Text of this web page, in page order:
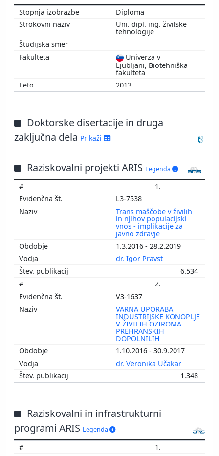
Diploma
Uni. dipl. ing. živilske
tehnologije
Univerza v
Ljubljani, Biotehniška
fakulteta
2013
Doktorske disertacije in druga
zaključna dela Prikaži
Raziskovalni projekti ARIS Legenda
1.
L3-7538
Trans maščobe v živilih
in njihov populacijski
vnos - implikacije za
javno zdravje
1.3.2016 - 28.2.2019
dr. Igor Pravst
6.534
2.
V3-1637
VARNA UPORABA
INDUSTRIJSKE KONOPLJE
V ŽIVILIH OZIROMA
PREHRANSKIH
DOPOLNILIH
1.10.2016 - 30.9.2017
dr. Veronika Učakar
1.348
Raziskovalni in infrastrukturni
programi ARIS Legenda
1.